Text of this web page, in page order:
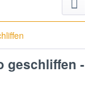
geschliffen